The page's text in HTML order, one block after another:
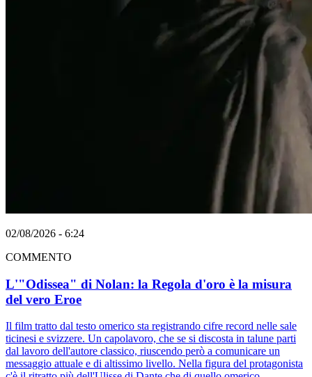
02/08/2026 - 6:24
COMMENTO
L'"Odissea" di Nolan: la Regola d'oro è la misura
del vero Eroe
Il film tratto dal testo omerico sta registrando cifre record nelle sale
ticinesi e svizzere. Un capolavoro, che se si discosta in talune parti
dal lavoro dell'autore classico, riuscendo però a comunicare un
messaggio attuale e di altissimo livello. Nella figura del protagonista